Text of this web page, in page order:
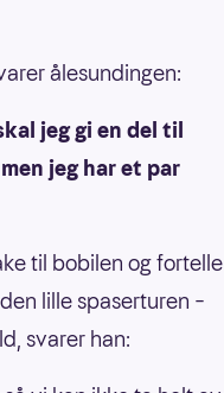
ålesundingen:
jeg gi en del til
jeg har et par
til bobilen og fortelle
lille spaserturen –
svarer han: